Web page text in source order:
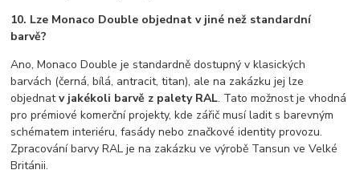
10. Lze Monaco Double objednat v jiné než standardní
barvě?
Ano, Monaco Double je standardně dostupný v klasických
barvách (černá, bílá, antracit, titan), ale na zakázku jej lze
objednatv jakékoli barvě z palety RAL. Tato možnost je vhodná
pro prémiové komerční projekty, kde zářič musí ladit s barevným
schématem interiéru, fasády nebo značkové identity provozu.
Zpracování barvy RAL je na zakázku ve výrobě Tansun ve Velké
Británii.